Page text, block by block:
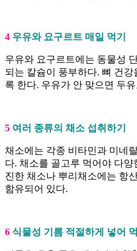
4 우유와 요구르트 매일 먹기
우유와 요구르트에는 동물성
되는 칼슘이 풍부하다. 뼈 건
록 한다. 우유가 안 맞으면 두
5 여러 종류의 채소 섭취하기
채소에는 각종 비타민과 미네
다. 채소를 골고루 먹어야 다양
진한 채소나 뿌리채소에는 항
함유되어 있다.
6 식물성 기름 적절하게 넣어 먹